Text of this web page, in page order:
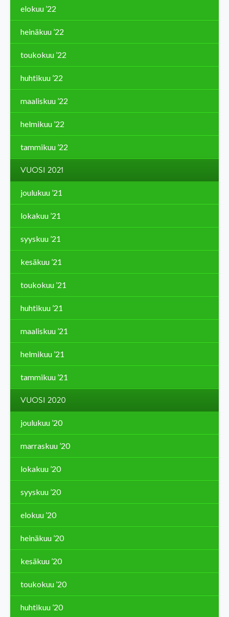
elokuu ’22
heinäkuu ’22
toukokuu ’22
huhtikuu ’22
maaliskuu ’22
helmikuu ’22
tammikuu ’22
VUOSI 2021
joulukuu ’21
lokakuu ’21
syyskuu ’21
kesäkuu ’21
toukokuu ’21
huhtikuu ’21
maaliskuu ’21
helmikuu ’21
tammikuu ’21
VUOSI 2020
joulukuu ’20
marraskuu ’20
lokakuu ’20
syyskuu ’20
elokuu ’20
heinäkuu ’20
kesäkuu ’20
toukokuu ’20
huhtikuu ’20